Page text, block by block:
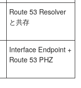
Route 53 Resolver
と共存
Interface Endpoint +
Route 53 PHZ